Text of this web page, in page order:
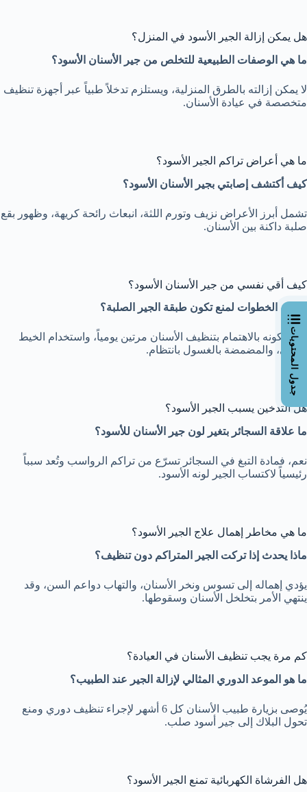
هل يمكن إزالة الجير الأسود في المنزل؟
ما هي الوصفات الطبيعية للتخلص من جير الأسنان الأسود؟
لا يمكن إزالته بالطرق المنزلية، ويستلزم تدخلاً طبياً عبر أجهزة تنظيف
متخصصة في عيادة الأسنان.
ما هي أعراض تراكم الجير الأسود؟
كيف أكتشف إصابتي بجير الأسنان الأسود؟
تشمل أبرز الأعراض نزيف وتورم اللثة، انبعاث رائحة كريهة، وظهور بقع
صلبة داكنة بين الأسنان.
كيف أقي نفسي من جير الأسنان الأسود؟
ما هي الخطوات لمنع تكون طبقة الجير الصلبة؟
يُمنع تكونه بالاهتمام بتنظيف الأسنان مرتين يومياً، واستخدام الخيط
الطبي، والمضمضة بالغسول بانتظام.
هل التدخين يسبب الجير الأسود؟
ما علاقة السجائر بتغير لون جير الأسنان للأسود؟
نعم، فمادة التبغ في السجائر تسرّع من تراكم الرواسب وتُعد سبباً
رئيسياً لاكتساب الجير لونه الأسود.
ما هي مخاطر إهمال علاج الجير الأسود؟
ماذا يحدث إذا تركت الجير المتراكم دون تنظيف؟
يؤدي إهماله إلى تسوس ونخر الأسنان، والتهاب دواعم السن، وقد
ينتهي الأمر بتخلخل الأسنان وسقوطها.
كم مرة يجب تنظيف الأسنان في العيادة؟
ما هو الموعد الدوري المثالي لإزالة الجير عند الطبيب؟
يُوصى بزيارة طبيب الأسنان كل 6 أشهر لإجراء تنظيف دوري ومنع
تحول البلاك إلى جير أسود صلب.
هل الفرشاة الكهربائية تمنع الجير الأسود؟
جدول المحتويات